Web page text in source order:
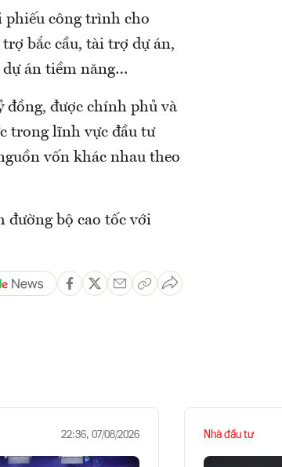
phiếu công trình cho
bắc cầu, tài trợ dự án,
án tiềm năng…
đồng, được chính phủ và
trong lĩnh vực đầu tư
vốn khác nhau theo
đường bộ cao tốc với
22:36, 07/08/2026 Nhà đầu tư